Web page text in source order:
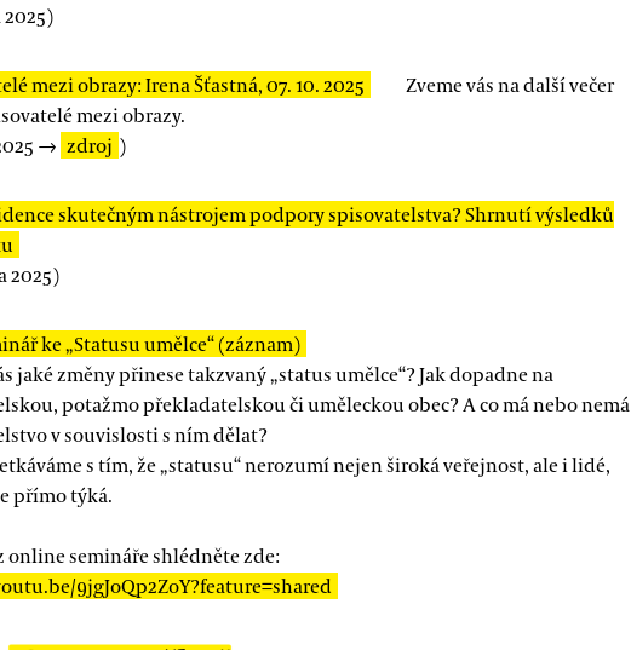
mezi obrazy: Irena Šťastná, 07. 10. 2025
Zveme vás na další večer
mezi obrazy.
→ zdroj )
skutečným nástrojem podpory spisovatelstva? Shrnutí výsledků
2025)
ke „Statusu umělce“ (záznam)
jaké změny přinese takzvaný „status umělce“? Jak dopadne na
potažmo překladatelskou či uměleckou obec? A co má nebo nemá
v souvislosti s ním dělat?
s tím, že „statusu“ nerozumí nejen široká veřejnost, ale i lidé,
přímo týká.
online semináře shlédněte zde:
9jgJoQp2ZoY?feature=shared